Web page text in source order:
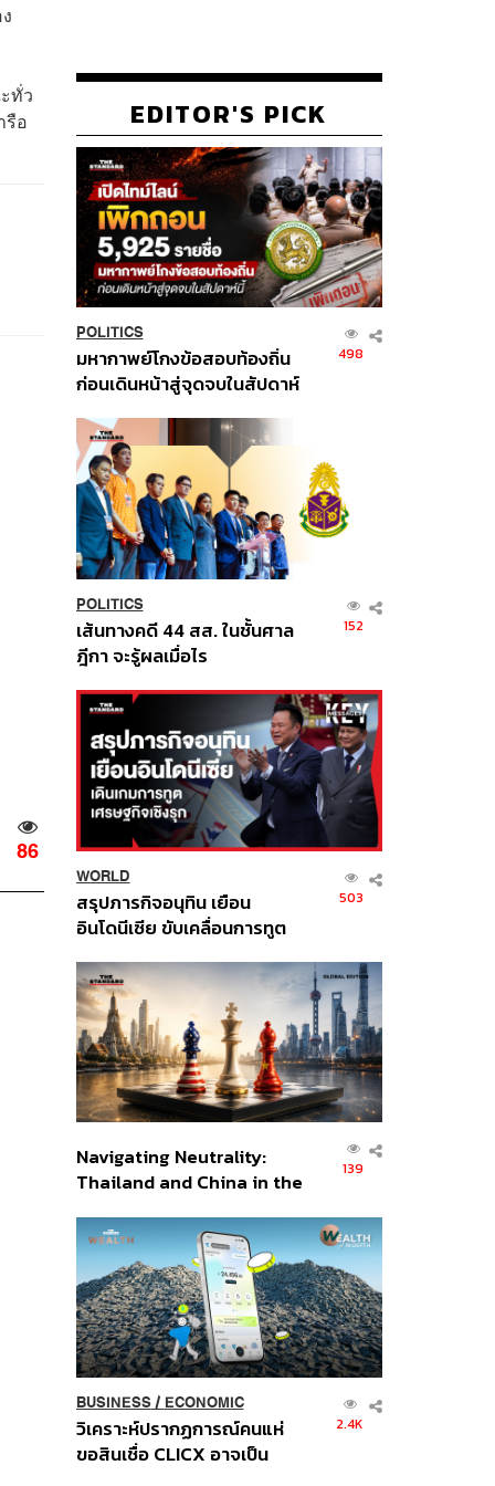
ทั่ว
รือ
86
EDITOR'S PICK
POLITICS
มหากาพย์โกงข้อสอบท้องถิ่น
ก่อนเดินหน้าสู่จุดจบในสัปดาห์
498
POLITICS
เส้นทางคดี 44 สส. ในชั้นศาล
ฎีกา จะรู้ผลเมื่อไร
152
WORLD
สรุปภารกิจอนุทิน เยือน
อินโดนีเซีย ขับเคลื่อนการทูต
ส่วนยุทธศาสตร์ไทย –
อินโดนีเซีย
503
Navigating Neutrality:
Thailand and China in the
Order
139
BUSINESS/ ECONOMIC
วิเคราะห์ปรากฏการณ์คนแห่
ขอสินเชื่อ CLICX อาจเป็น
2.4K